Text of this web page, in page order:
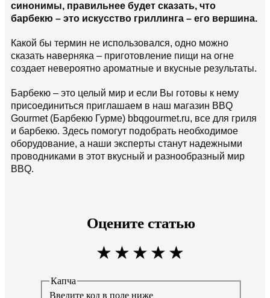
синонимы, правильнее будет сказать, что
барбекю – это искусство гриллинга – его вершина.
Какой бы термин не использовался, одно можно
сказать наверняка – приготовление пищи на огне
создает невероятно ароматные и вкусные результаты.
Барбекю – это целый мир и если Вы готовы к нему
присоединиться приглашаем в наш магазин BBQ
Gourmet (Барбекю Гурме) bbqgourmet.ru, все для гриля
и барбекю. Здесь помогут подобрать необходимое
оборудование, а наши эксперты станут надежными
проводниками в этот вкусный и разнообразный мир
BBQ.
Оцените статью
Капча
Введите код в поле ниже